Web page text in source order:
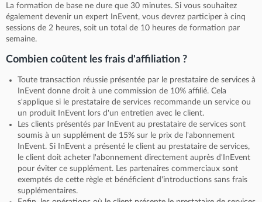
La formation de base ne dure que 30 minutes. Si vous souhaitez
également devenir un expert InEvent, vous devrez participer à cinq
sessions de 2 heures, soit un total de 10 heures de formation par
semaine.
Combien coûtent les frais d'affiliation ?
Toute transaction réussie présentée par le prestataire de services à
InEvent donne droit à une commission de 10% affilié. Cela
s'applique si le prestataire de services recommande un service ou
un produit InEvent lors d'un entretien avec le client.
Les clients présentés par InEvent au prestataire de services sont
soumis à un supplément de 15% sur le prix de l'abonnement
InEvent. Si InEvent a présenté le client au prestataire de services,
le client doit acheter l'abonnement directement auprès d'InEvent
pour éviter ce supplément. Les partenaires commerciaux sont
exemptés de cette règle et bénéficient d'introductions sans frais
supplémentaires.